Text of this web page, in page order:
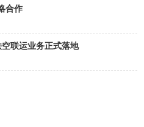
合作
联运业务正式落地